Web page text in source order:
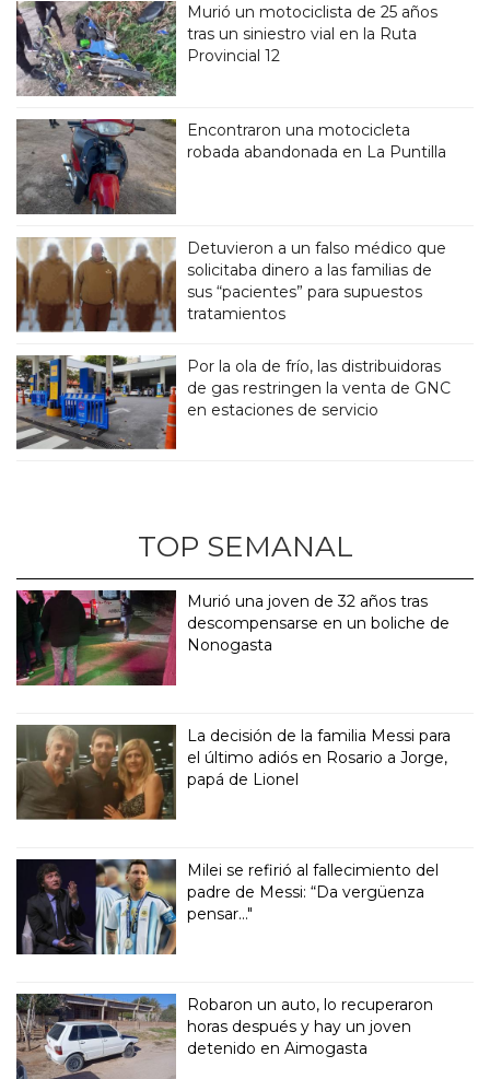
Murió un motociclista de 25 años
tras un siniestro vial en la Ruta
Provincial 12
Encontraron una motocicleta
robada abandonada en La Puntilla
Detuvieron a un falso médico que
solicitaba dinero a las familias de
sus “pacientes” para supuestos
tratamientos
Por la ola de frío, las distribuidoras
de gas restringen la venta de GNC
en estaciones de servicio
TOP SEMANAL
Murió una joven de 32 años tras
descompensarse en un boliche de
Nonogasta
La decisión de la familia Messi para
el último adiós en Rosario a Jorge,
papá de Lionel
Milei se refirió al fallecimiento del
padre de Messi: “Da vergüenza
pensar..."
Robaron un auto, lo recuperaron
horas después y hay un joven
detenido en Aimogasta